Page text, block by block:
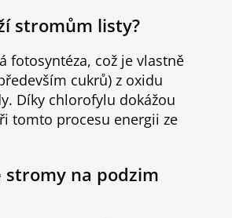
stromům listy?
fotosyntéza, což je vlastně
cukrů) z oxidu
Díky chlorofylu dokážou
tomto procesu energii ze
stromy na podzim